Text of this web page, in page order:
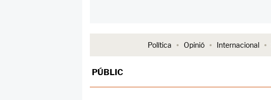
Política Opinió Internacional
PÚBLIC